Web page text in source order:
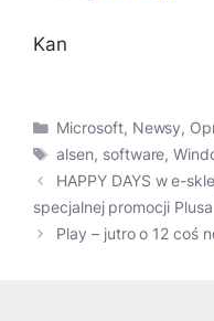
Kan
Kategorie
Microsoft, Newsy,
Tagi
alsen, software,
HAPPY DAYS w e-
specjalnej promocji Plusa
Play – jutro o 12 coś